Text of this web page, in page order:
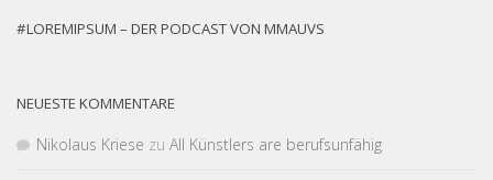
#LOREMIPSUM – DER PODCAST VON MMAUVS
NEUESTE KOMMENTARE
Nikolaus Kriese zu All Künstlers are berufsunfähig